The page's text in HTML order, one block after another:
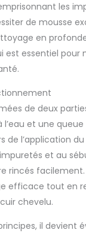
les
de mousse
en
est essentiel pour
de deux
l’eau et une
de l’application
et au
rincés facilement.
efficace tout en
chevelu.
il devient